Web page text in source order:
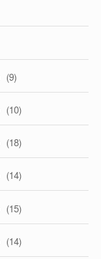
(9)
(10)
(18)
(14)
(15)
(14)